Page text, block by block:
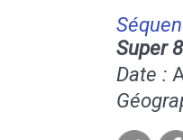
Super 8
Date :